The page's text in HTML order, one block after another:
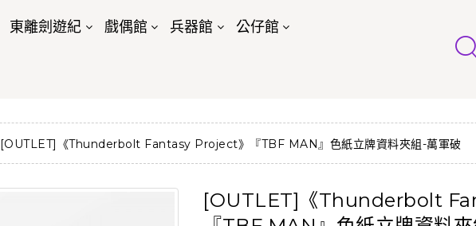
東離劍遊紀 戲偶館 兵器館 公仔館
[OUTLET]《Thunderbolt Fantasy Project》『TBF MAN』色紙立牌資料夾組-萬軍破
[OUTLET]《Thunderbolt